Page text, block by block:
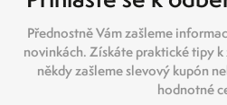
Přednostně Vám zašleme
novinkách. Získáte praktické tipy
někdy zašleme slevový kupón
hodnotné